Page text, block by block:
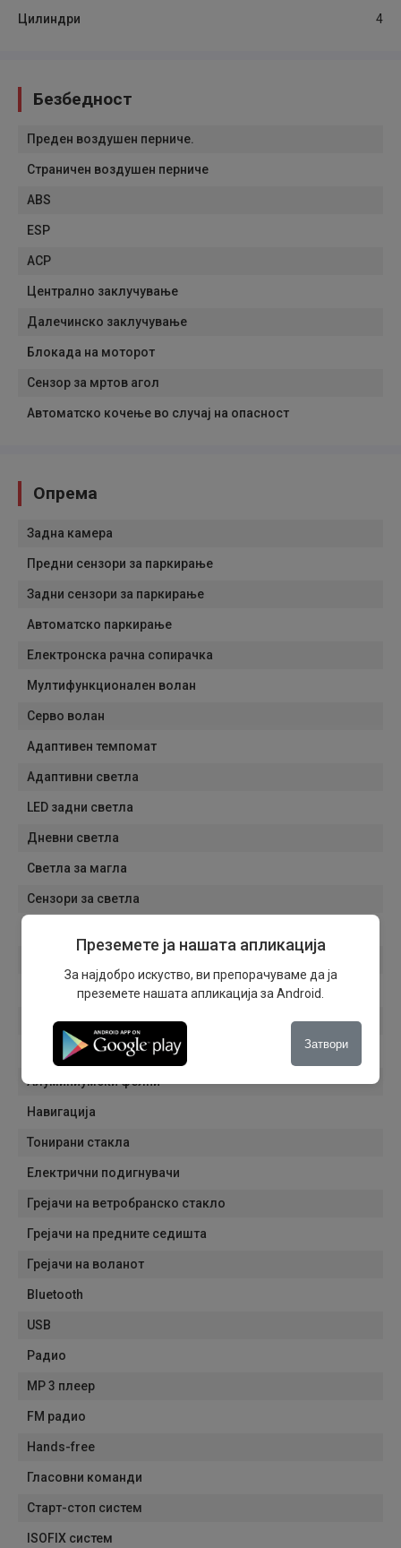
Цилиндри 4
Безбедност
Преден воздушен перниче.
Страничен воздушен перниче
ABS
ESP
АСР
Централно заклучување
Далечинско заклучување
Блокада на моторот
Сензор за мртов агол
Автоматско кочење во случај на опасност
Опрема
Задна камера
Предни сензори за паркирање
Задни сензори за паркирање
Автоматско паркирање
Електронска рачна сопирачка
Мултифункционален волан
Серво волан
Адаптивен темпомат
Адаптивни светла
LED задни светла
Дневни светла
Светла за магла
Сензори за светла
Кровни носачи
Електрични ретровизори
Автоматско затемнување на внатрешниот ретровизор
Алуминиумски фелни
Навигација
Тонирани стакла
Електрични подигнувачи
Грејачи на ветробранско стакло
Грејачи на предните седишта
Грејачи на воланот
Bluetooth
USB
Радио
MP 3 плеер
FM радио
Hands-free
Гласовни команди
Старт-стоп систем
ISOFIX систем
Преземете ја нашата апликација
За најдобро искуство, ви препорачуваме да ја
преземете нашата апликација за Android.
Затвори